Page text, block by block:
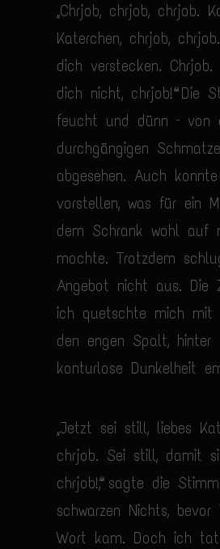
„Chrjob, chrjob, chrjob.
Katerchen, chrjob,
dich verstecken. Chrjob.
dich nicht, chrjob!“ Die
feucht und dünn – von
durchgängigen
abgesehen. Auch
vorstellen, was für ein
dem Schrank wohl auf
mochte. Trotzdem
Angebot nicht aus. Die
ich quetschte mich mit
den engen Spalt, hinter
konturlose Dunkelheit
„Jetzt sei still, liebes
chrjob. Sei still, damit
chrjob!“, sagte die
schwarzen Nichts,
Wort kam. Doch ich